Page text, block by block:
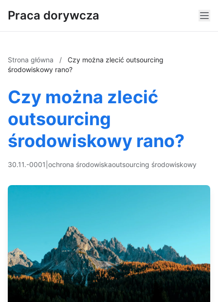
Praca dorywcza
Strona główna /
Czy można zlecić outsourcing
środowiskowy rano?
Czy można zlecić
outsourcing
środowiskowy rano?
30.11.-0001 ochrona środowiskaoutsourcing środowiskowy